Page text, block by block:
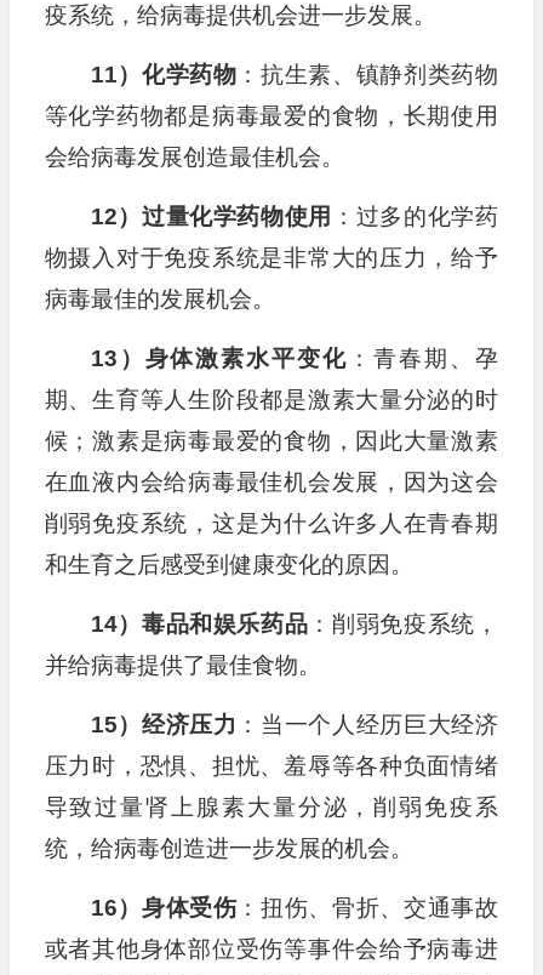
疫系统，给病毒提供机会进一步发展。
11）化学药物 ：抗生素、镇静剂类药物
等化学药物都是病毒最爱的食物，长期使用
会给病毒发展创造最佳机会。
12）过量化学药物使用 ：过多的化学药
物摄入对于免疫系统是非常大的压力，给予
病毒最佳的发展机会。
13）身体激素水平变化 ：青春期、孕
期、生育等人生阶段都是激素大量分泌的时
候；激素是病毒最爱的食物，因此大量激素
在血液内会给病毒最佳机会发展，因为这会
削弱免疫系统，这是为什么许多人在青春期
和生育之后感受到健康变化的原因。
14）毒品和娱乐药品 ：削弱免疫系统，
并给病毒提供了最佳食物。
15）经济压力 ：当一个人经历巨大经济
压力时，恐惧、担忧、羞辱等各种负面情绪
导致过量肾上腺素大量分泌，削弱免疫系
统，给病毒创造进一步发展的机会。
16）身体受伤：扭伤、骨折、交通事故
或者其他身体部位受伤等事件会给予病毒进